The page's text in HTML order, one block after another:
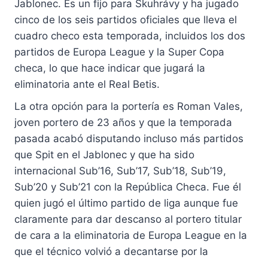
Jablonec. Es un fijo para Skuhrávy y ha jugado
cinco de los seis partidos oficiales que lleva el
cuadro checo esta temporada, incluidos los dos
partidos de Europa League y la Super Copa
checa, lo que hace indicar que jugará la
eliminatoria ante el Real Betis.
La otra opción para la portería es Roman Vales,
joven portero de 23 años y que la temporada
pasada acabó disputando incluso más partidos
que Spit en el Jablonec y que ha sido
internacional Sub’16, Sub’17, Sub’18, Sub’19,
Sub’20 y Sub’21 con la República Checa. Fue él
quien jugó el último partido de liga aunque fue
claramente para dar descanso al portero titular
de cara a la eliminatoria de Europa League en la
que el técnico volvió a decantarse por la